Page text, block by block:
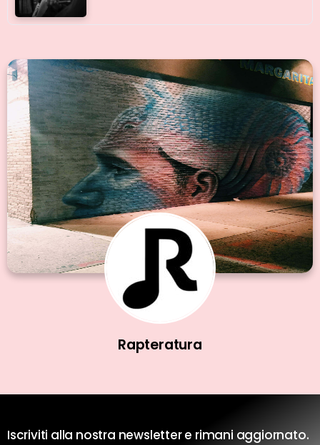
Rapteratura
Iscriviti alla nostra newsletter e rimani aggiornato.